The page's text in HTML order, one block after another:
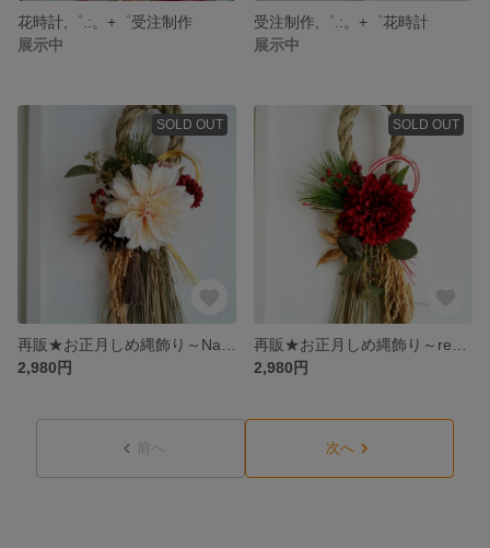
花時計,゜.:。+゜受注制作
展示中
受注制作,゜.:。+゜花時計
展示中
SOLD OUT
2,980円
SOLD OUT
2,980円
前へ 次へ